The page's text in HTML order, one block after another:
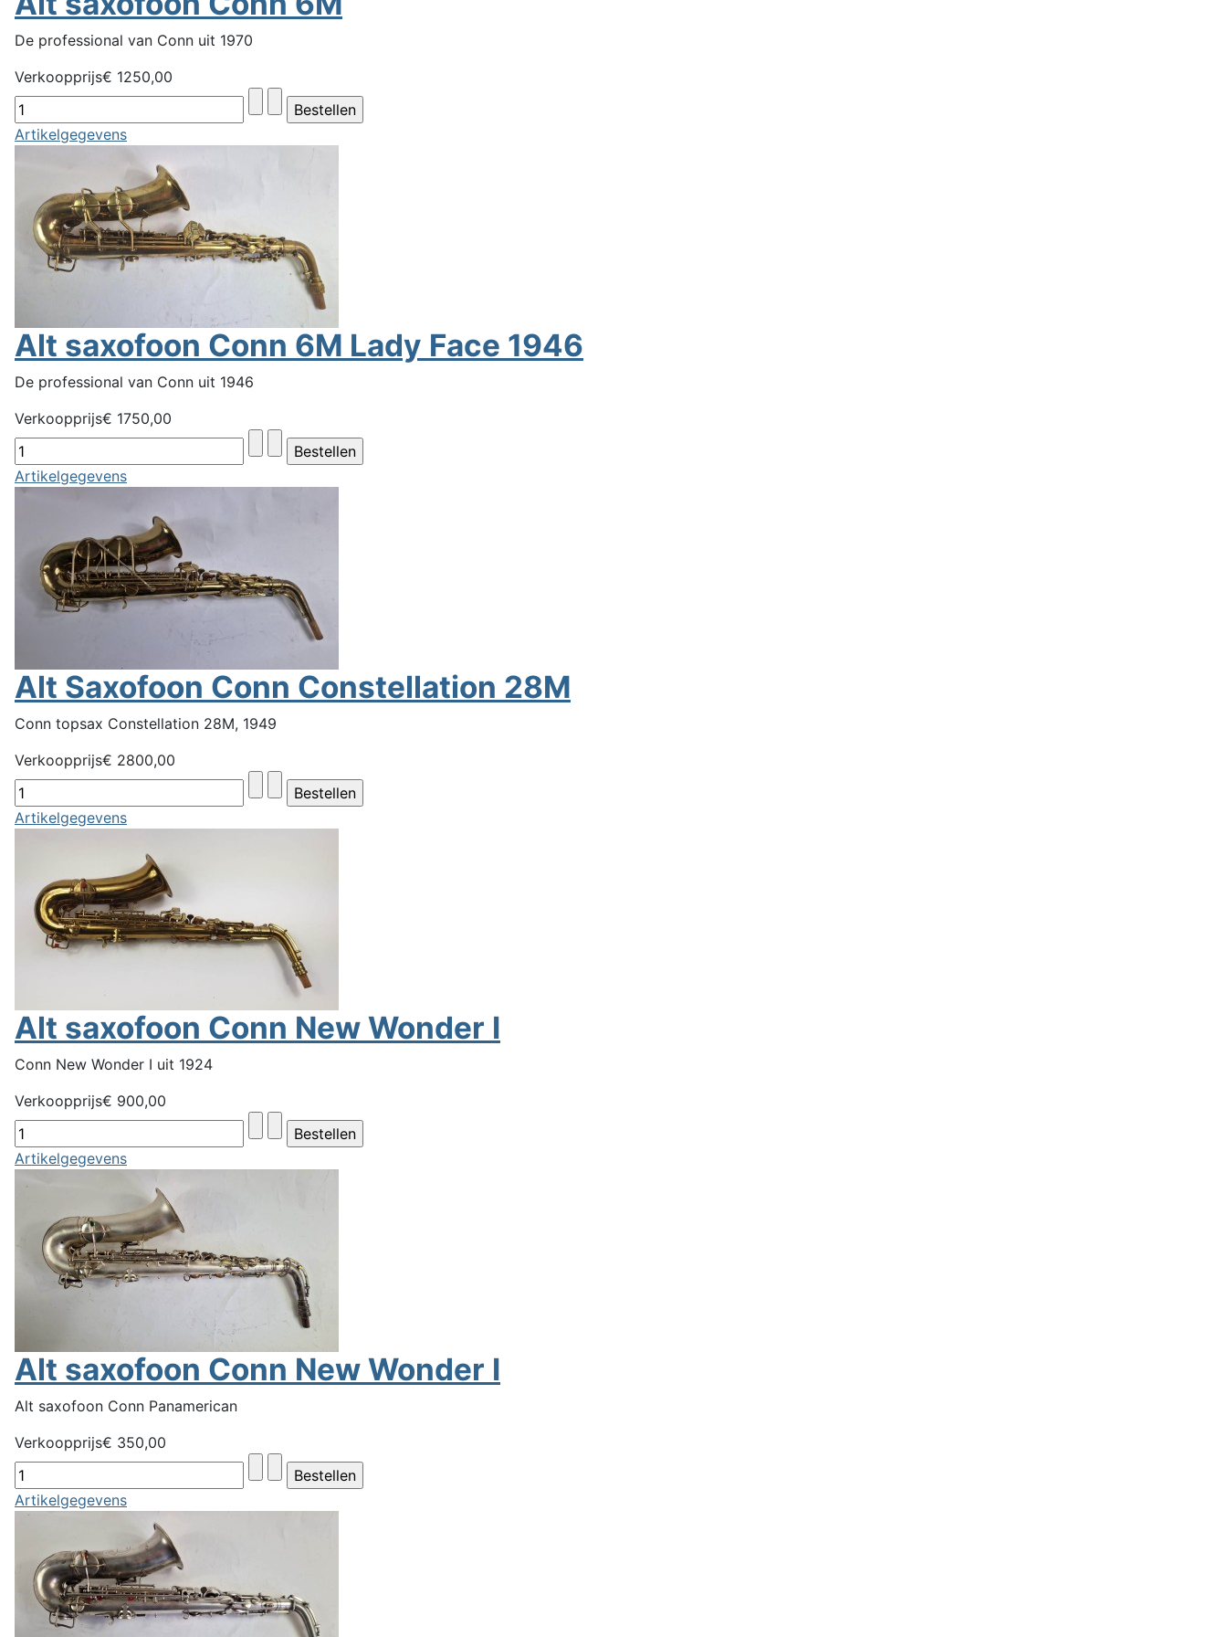
De professional van Conn uit 1970
Verkoopprijs€ 1250,00
Artikelgegevens
Alt saxofoon Conn 6M Lady Face 1946
De professional van Conn uit 1946
Verkoopprijs€ 1750,00
Artikelgegevens
Alt Saxofoon Conn Constellation 28M
Conn topsax Constellation 28M, 1949
Verkoopprijs€ 2800,00
Artikelgegevens
Alt saxofoon Conn New Wonder I
Conn New Wonder I uit 1924
Verkoopprijs€ 900,00
Artikelgegevens
Alt saxofoon Conn New Wonder I
Alt saxofoon Conn Panamerican
Verkoopprijs€ 350,00
Artikelgegevens